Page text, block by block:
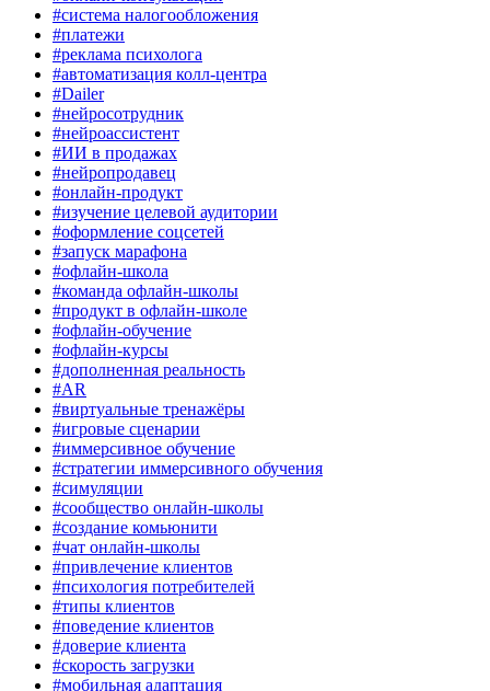
#система налогообложения
#платежи
#реклама психолога
#автоматизация колл-центра
#Dailer
#нейросотрудник
#нейроассистент
#ИИ в продажах
#нейропродавец
#онлайн-продукт
#изучение целевой аудитории
#оформление соцсетей
#запуск марафона
#офлайн-школа
#команда офлайн-школы
#продукт в офлайн-школе
#офлайн-обучение
#офлайн-курсы
#дополненная реальность
#AR
#виртуальные тренажёры
#игровые сценарии
#иммерсивное обучение
#стратегии иммерсивного обучения
#симуляции
#сообщество онлайн-школы
#создание комьюнити
#чат онлайн-школы
#привлечение клиентов
#психология потребителей
#типы клиентов
#поведение клиентов
#доверие клиента
#скорость загрузки
#мобильная адаптация